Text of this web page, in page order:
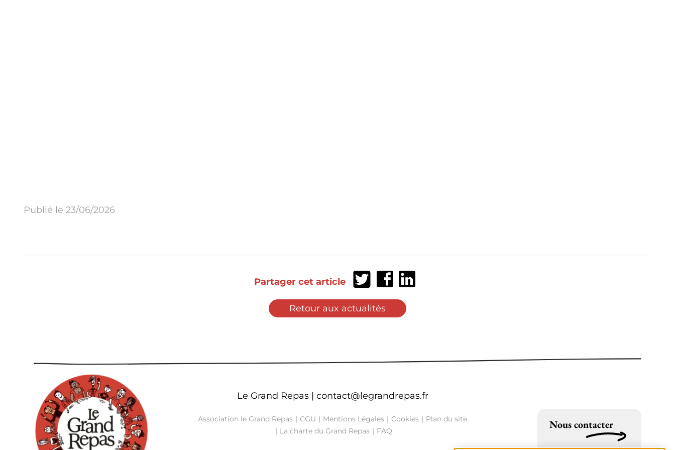
Publié le 23/06/2026
Partager cet article
Partager
sur
Twitter
Partager
sur
Facebook
Partager
sur
Retour aux actualités
Le Grand Repas | contact@legrandrepas.fr
Association le Grand Repas CGU Mentions Légales Cookies
Plan du site
La charte du Grand Repas
FAQ Nous contacter